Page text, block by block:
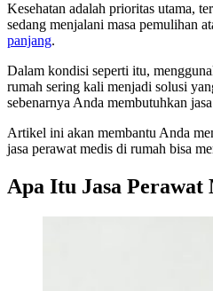
Kesehatan adalah prioritas utama,
sedang menjalani masa pemulihan
panjang.
Dalam kondisi seperti itu,
rumah sering kali menjadi solusi
sebenarnya Anda membutuhkan
Artikel ini akan membantu Anda
jasa perawat medis di rumah bisa
Apa Itu Jasa Perawat